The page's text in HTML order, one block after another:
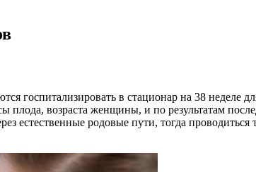
госпитализировать в стационар на 38 неделе
плода, возраста женщины, и по результатам
естественные родовые пути, тогда проводиться